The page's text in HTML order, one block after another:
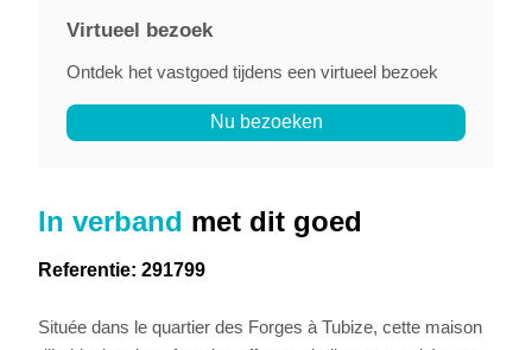
In verband met dit goed
Referentie: 291799
Située dans le quartier des Forges à Tubize, cette maison
Virtueel bezoek
Ontdek het vastgoed tijdens een virtueel bezoek
Nu bezoeken